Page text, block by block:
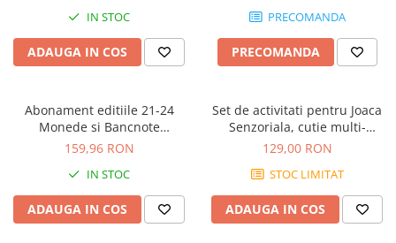
Jocuri STEAM
Jucarii muzicale
Roboti de jucarie
IN STOC
ADAUGA IN COS
PRECOMANDA
PRECOMANDA
Abonament editiile 21-24
Monede si Bancnote
Autentice din toata lumea
159,96 RON
IN STOC
ADAUGA IN COS
Set de activitati pentru Joaca
Senzoriala, cutie multi-
senzoriala
129,00 RON
STOC LIMITAT
ADAUGA IN COS